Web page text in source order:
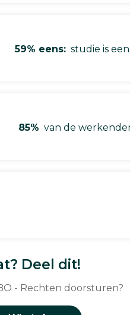
59% eens: studie is
85% van de
Deel dit!
- Rechten doorsturen?